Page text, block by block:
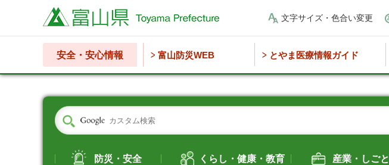
富山県 文字サイズ・色合い変更
安全・安心情報 富山防災WEB とやま医療情報ガイド
防災・安全 くらし・健康・教育 産業・しごと